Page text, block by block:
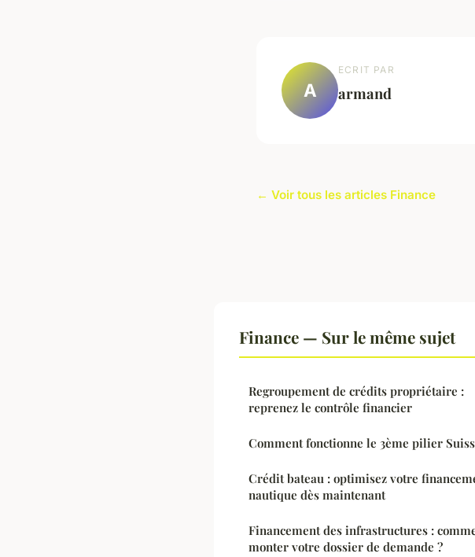
A
ECRIT PAR
armand
← Voir tous les articles Finance
Finance — Sur le même sujet
Regroupement de crédits propriétaire :
reprenez le contrôle financier
Comment fonctionne le 3ème pilier
Crédit bateau : optimisez votre
nautique dès maintenant
Financement des infrastructures :
monter votre dossier de demande ?